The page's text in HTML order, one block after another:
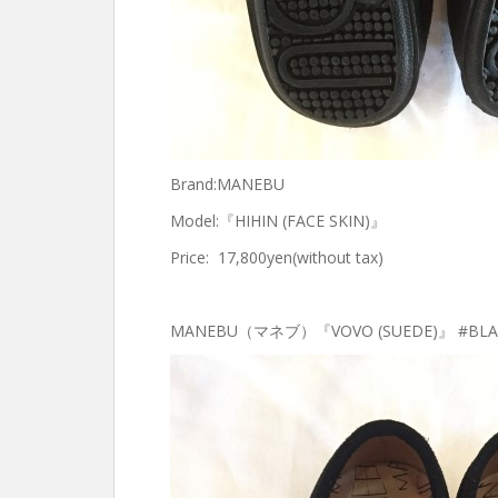
Brand:MANEBU
Model:『HIHIN (FACE SKIN)』
Price: 17,800yen(without tax)
MANEBU（マネブ）『VOVO (SUEDE)』